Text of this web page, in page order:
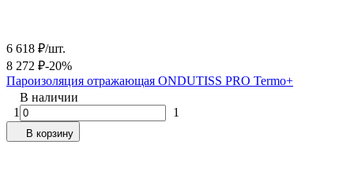
6 618 ₽/шт.
8 272 ₽-20%
Пароизоляция отражающая ONDUTISS PRO Termo+
В наличии
1
1
В корзину